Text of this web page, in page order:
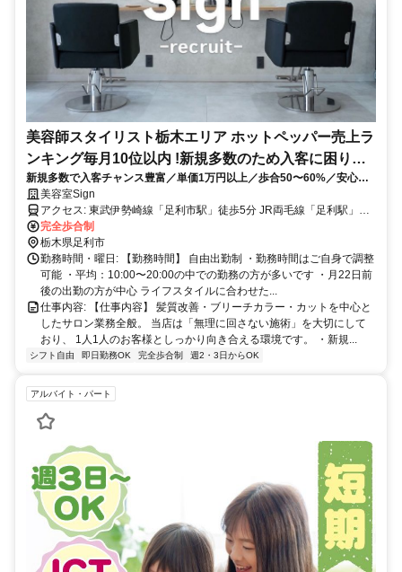
美容師スタイリスト栃木エリア ホットペッパー売上ラ
ンキング毎月10位以内 !新規多数のため入客に困りま
せん
新規多数で入客チャンス豊富／単価1万円以上／歩合50〜60%／安心し
てスタートできる保証制度あり/自由出勤OK
美容室Sign
アクセス: 東武伊勢崎線「足利市駅」徒歩5分 JR両毛線「足利駅」徒
歩10分 駐車場完備
完全歩合制
栃木県足利市
勤務時間・曜日: 【勤務時間】 自由出勤制 ・勤務時間はご自身で調整
可能 ・平均：10:00〜20:00の中での勤務の方が多いです ・月22日前
後の出勤の方が中心 ライフスタイルに合わせた...
仕事内容: 【仕事内容】 髪質改善・ブリーチカラー・カットを中心と
したサロン業務全般。 当店は「無理に回さない施術」を大切にして
おり、 1人1人のお客様としっかり向き合える環境です。 ・新規...
シフト自由 即日勤務OK 完全歩合制 週2・3日からOK
アルバイト・パート